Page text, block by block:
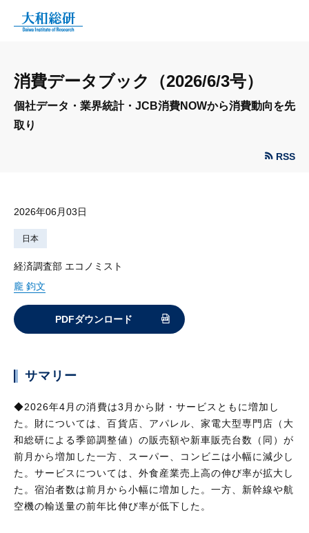
消費データブック（2026/6/3号）
個社データ・業界統計・JCB消費NOWから消費動向を先
取り
RSS
2026年06月03日
日本
経済調査部 エコノミスト
龐 鈞文
PDFダウンロード
サマリー
◆2026年4月の消費は3月から財・サービスともに増加し
た。財については、百貨店、アパレル、家電大型専門店（大
和総研による季節調整値）の販売額や新車販売台数（同）が
前月から増加した一方、スーパー、コンビニは小幅に減少し
た。サービスについては、外食産業売上高の伸び率が拡大し
た。宿泊者数は前月から小幅に増加した。一方、新幹線や航
空機の輸送量の前年比伸び率が低下した。